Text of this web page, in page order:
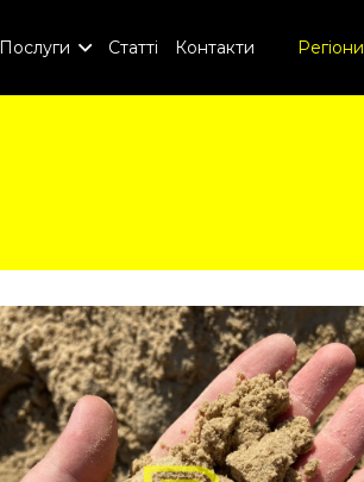
Послуги Статті Контакти Регіони